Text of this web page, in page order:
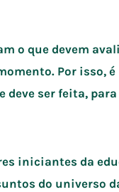
o que devem
Por isso,
deve ser feita,
iniciantes da
do universo